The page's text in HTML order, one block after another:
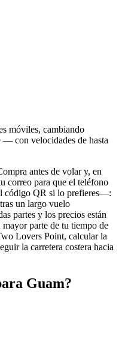
móviles, cambiando
— con velocidades de hasta
antes de volar y, en
correo para que el teléfono
código QR si lo prefieres—:
un largo vuelo
partes y los precios están
mayor parte de tu tiempo de
Lovers Point, calcular la
la carretera costera hacia
Guam?